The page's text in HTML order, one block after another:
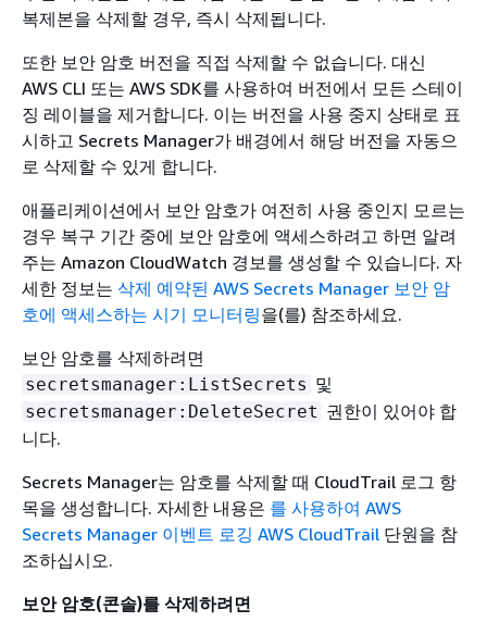
복제본을 삭제할 경우, 즉시 삭제됩니다.
또한 보안 암호 버전을 직접 삭제할 수 없습니다. 대신
AWS CLI 또는 AWS SDK를 사용하여 버전에서 모든 스테이
징 레이블을 제거합니다. 이는 버전을 사용 중지 상태로 표
시하고 Secrets Manager가 배경에서 해당 버전을 자동으
로 삭제할 수 있게 합니다.
애플리케이션에서 보안 암호가 여전히 사용 중인지 모르는
경우 복구 기간 중에 보안 암호에 액세스하려고 하면 알려
주는 Amazon CloudWatch 경보를 생성할 수 있습니다. 자
세한 정보는 삭제 예약된 AWS Secrets Manager 보안 암
호에 액세스하는 시기 모니터링을(를) 참조하세요.
보안 암호를 삭제하려면
secretsmanager:ListSecrets 및
secretsmanager:DeleteSecret 권한이 있어야 합
니다.
Secrets Manager는 암호를 삭제할 때 CloudTrail 로그 항
목을 생성합니다. 자세한 내용은 를 사용하여 AWS
Secrets Manager 이벤트 로깅 AWS CloudTrail 단원을 참
조하십시오.
보안 암호(콘솔)를 삭제하려면